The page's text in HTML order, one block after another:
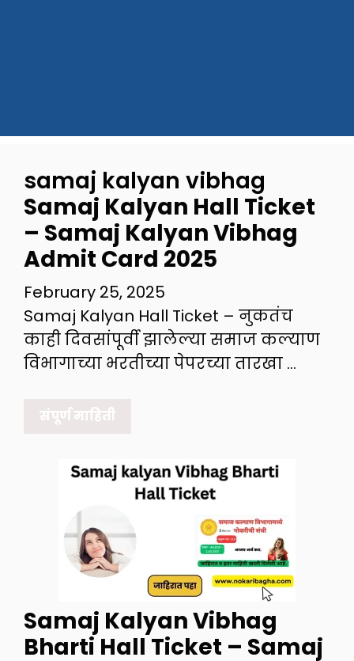
samaj kalyan vibhag
Samaj Kalyan Hall Ticket
– Samaj Kalyan Vibhag
Admit Card 2025
February 25, 2025
Samaj Kalyan Hall Ticket – नुकतंच
काही दिवसांपूर्वी झालेल्या समाज कल्याण
विभागाच्या भरतीच्या पेपरच्या तारखा …
संपूर्ण माहिती
Samaj Kalyan Vibhag
Bharti Hall Ticket – Samaj